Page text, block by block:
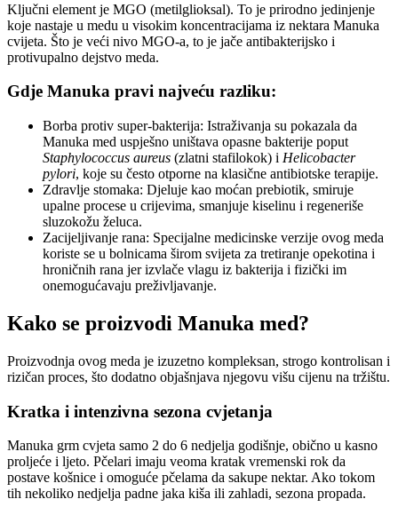
Ključni element je MGO (metilglioksal). To je prirodno jedinjenje
koje nastaje u medu u visokim koncentracijama iz nektara Manuka
cvijeta. Što je veći nivo MGO-a, to je jače antibakterijsko i
protivupalno dejstvo meda.
Gdje Manuka pravi najveću razliku:
Borba protiv super-bakterija: Istraživanja su pokazala da
Manuka med uspješno uništava opasne bakterije poput
Staphylococcus aureus (zlatni stafilokok) i Helicobacter
pylori, koje su često otporne na klasične antibiotske terapije.
Zdravlje stomaka: Djeluje kao moćan prebiotik, smiruje
upalne procese u crijevima, smanjuje kiselinu i regeneriše
sluzokožu želuca.
Zacijeljivanje rana: Specijalne medicinske verzije ovog meda
koriste se u bolnicama širom svijeta za tretiranje opekotina i
hroničnih rana jer izvlače vlagu iz bakterija i fizički im
onemogućavaju preživljavanje.
Kako se proizvodi Manuka med?
Proizvodnja ovog meda je izuzetno kompleksan, strogo kontrolisan i
rizičan proces, što dodatno objašnjava njegovu višu cijenu na tržištu.
Kratka i intenzivna sezona cvjetanja
Manuka grm cvjeta samo 2 do 6 nedjelja godišnje, obično u kasno
proljeće i ljeto. Pčelari imaju veoma kratak vremenski rok da
postave košnice i omoguće pčelama da sakupe nektar. Ako tokom
tih nekoliko nedjelja padne jaka kiša ili zahladi, sezona propada.